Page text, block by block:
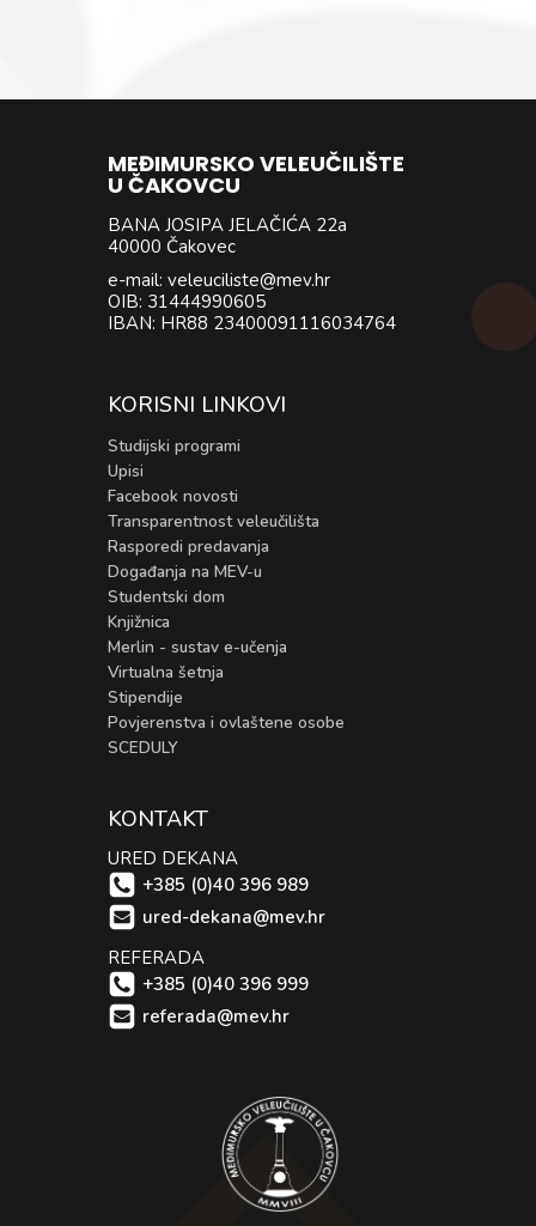
MEĐIMURSKO VELEUČILIŠTE
U ČAKOVCU
BANA JOSIPA JELAČIĆA 22a
40000 Čakovec
e-mail: veleuciliste@mev.hr
OIB: 31444990605
IBAN: HR88 23400091116034764
KORISNI LINKOVI
Studijski programi
Upisi
Facebook novosti
Transparentnost veleučilišta
Rasporedi predavanja
Događanja na MEV-u
Studentski dom
Knjižnica
Merlin - sustav e-učenja
Virtualna šetnja
Stipendije
Povjerenstva i ovlaštene osobe
SCEDULY
KONTAKT
URED DEKANA
+385 (0)40 396 989
ured-dekana@mev.hr
REFERADA
+385 (0)40 396 999
referada@mev.hr